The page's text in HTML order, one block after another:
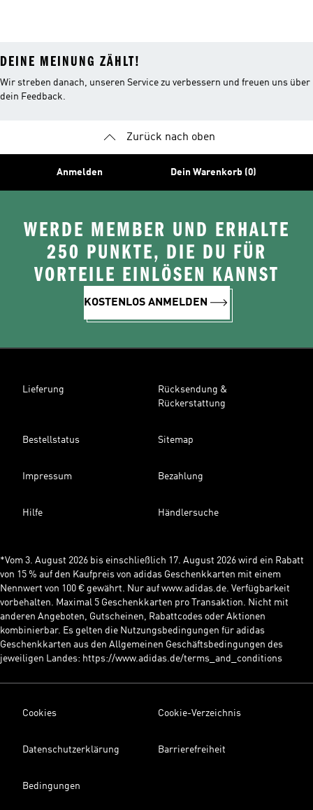
DEINE MEINUNG ZÄHLT!
Wir streben danach, unseren Service zu verbessern und freuen uns über
dein Feedback.
Zurück nach oben
Anmelden Dein Warenkorb (0)
WERDE MEMBER UND ERHALTE
250 PUNKTE, DIE DU FÜR
VORTEILE EINLÖSEN KANNST
KOSTENLOS ANMELDEN
Lieferung
Rücksendung &
Rückerstattung
Bestellstatus Sitemap
Impressum Bezahlung
Hilfe Händlersuche
*Vom 3. August 2026 bis einschließlich 17. August 2026 wird ein Rabatt
von 15 % auf den Kaufpreis von adidas Geschenkkarten mit einem
Nennwert von 100 € gewährt. Nur auf www.adidas.de. Verfügbarkeit
vorbehalten. Maximal 5 Geschenkkarten pro Transaktion. Nicht mit
anderen Angeboten, Gutscheinen, Rabattcodes oder Aktionen
kombinierbar. Es gelten die Nutzungsbedingungen für adidas
Geschenkkarten aus den Allgemeinen Geschäftsbedingungen des
jeweiligen Landes: https://www.adidas.de/terms_and_conditions
Cookies Cookie-Verzeichnis
Datenschutzerklärung Barrierefreiheit
Bedingungen